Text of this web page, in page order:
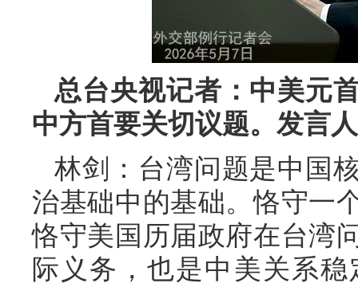
总台央视记者：中美元
中方首要关切议题。发言
林剑：台湾问题是中国
治基础中的基础。恪守一
恪守美国历届政府在台湾
际义务，也是中美关系